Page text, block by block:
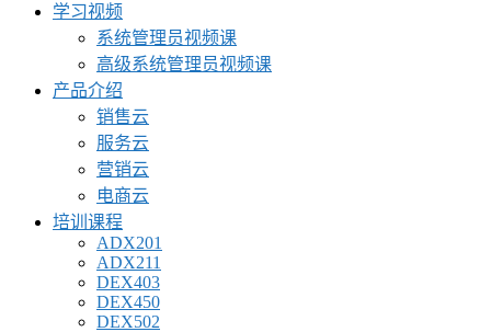
学习视频
系统管理员视频课
高级系统管理员视频课
产品介绍
销售云
服务云
营销云
电商云
培训课程
ADX201
ADX211
DEX403
DEX450
DEX502